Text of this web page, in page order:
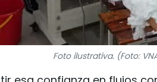
Foto ilustrativa. (Foto: